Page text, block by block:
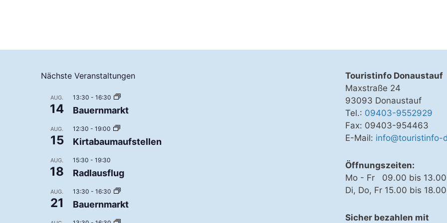
Nächste Veranstaltungen
AUG.
14
13:30 - 16:30
Bauernmarkt
AUG.
15
12:30 - 19:00
Kirtabaumaufstellen
AUG.
18
15:30 - 19:30
Radlausflug
AUG.
21
13:30 - 16:30
Bauernmarkt
Touristinfo Donaustauf
Maxstraße 24
93093 Donaustauf
Tel.: 09403-9552929
Fax: 09403-954463
E-Mail: info@touristinfo-
Öffnungszeiten:
Mo - Fr 09.00 bis
Di, Do, Fr 15.00 bis
Sicher bezahlen mit